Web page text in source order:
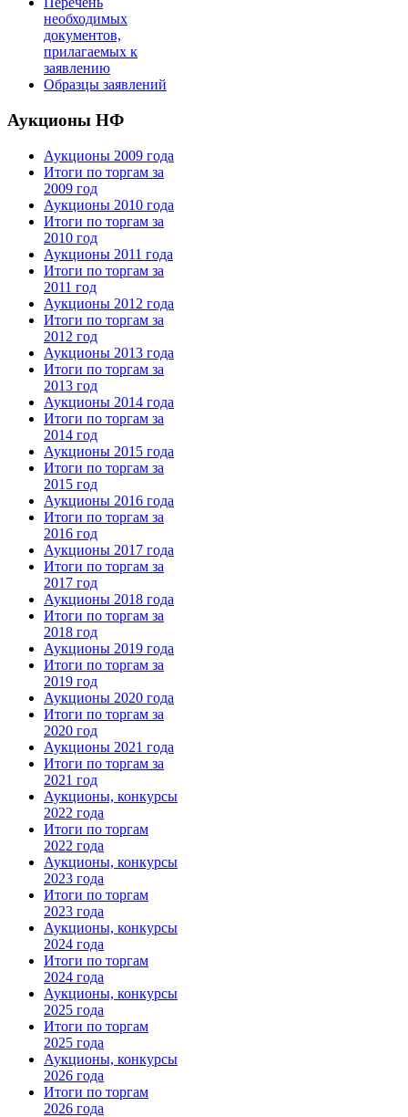
необходимых
документов,
прилагаемых к
заявлению
Образцы заявлений
Аукционы НФ
Аукционы 2009 года
Итоги по торгам за
2009 год
Аукционы 2010 года
Итоги по торгам за
2010 год
Аукционы 2011 года
Итоги по торгам за
2011 год
Аукционы 2012 года
Итоги по торгам за
2012 год
Аукционы 2013 года
Итоги по торгам за
2013 год
Аукционы 2014 года
Итоги по торгам за
2014 год
Аукционы 2015 года
Итоги по торгам за
2015 год
Аукционы 2016 года
Итоги по торгам за
2016 год
Аукционы 2017 года
Итоги по торгам за
2017 год
Аукционы 2018 года
Итоги по торгам за
2018 год
Аукционы 2019 года
Итоги по торгам за
2019 год
Аукционы 2020 года
Итоги по торгам за
2020 год
Аукционы 2021 года
Итоги по торгам за
2021 год
Аукционы, конкурсы
2022 года
Итоги по торгам
2022 года
Аукционы, конкурсы
2023 года
Итоги по торгам
2023 года
Аукционы, конкурсы
2024 года
Итоги по торгам
2024 года
Аукционы, конкурсы
2025 года
Итоги по торгам
2025 года
Аукционы, конкурсы
2026 года
Итоги по торгам
2026 года